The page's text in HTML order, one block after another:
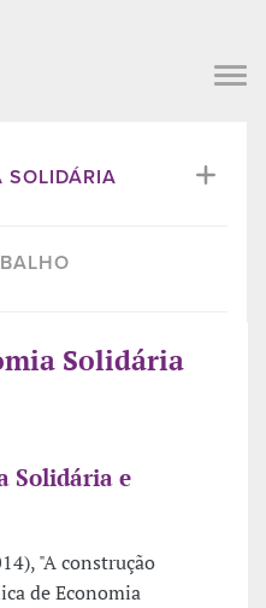
SOLIDÁRIA
Solidária
Solidária e
"A construção
de Economia